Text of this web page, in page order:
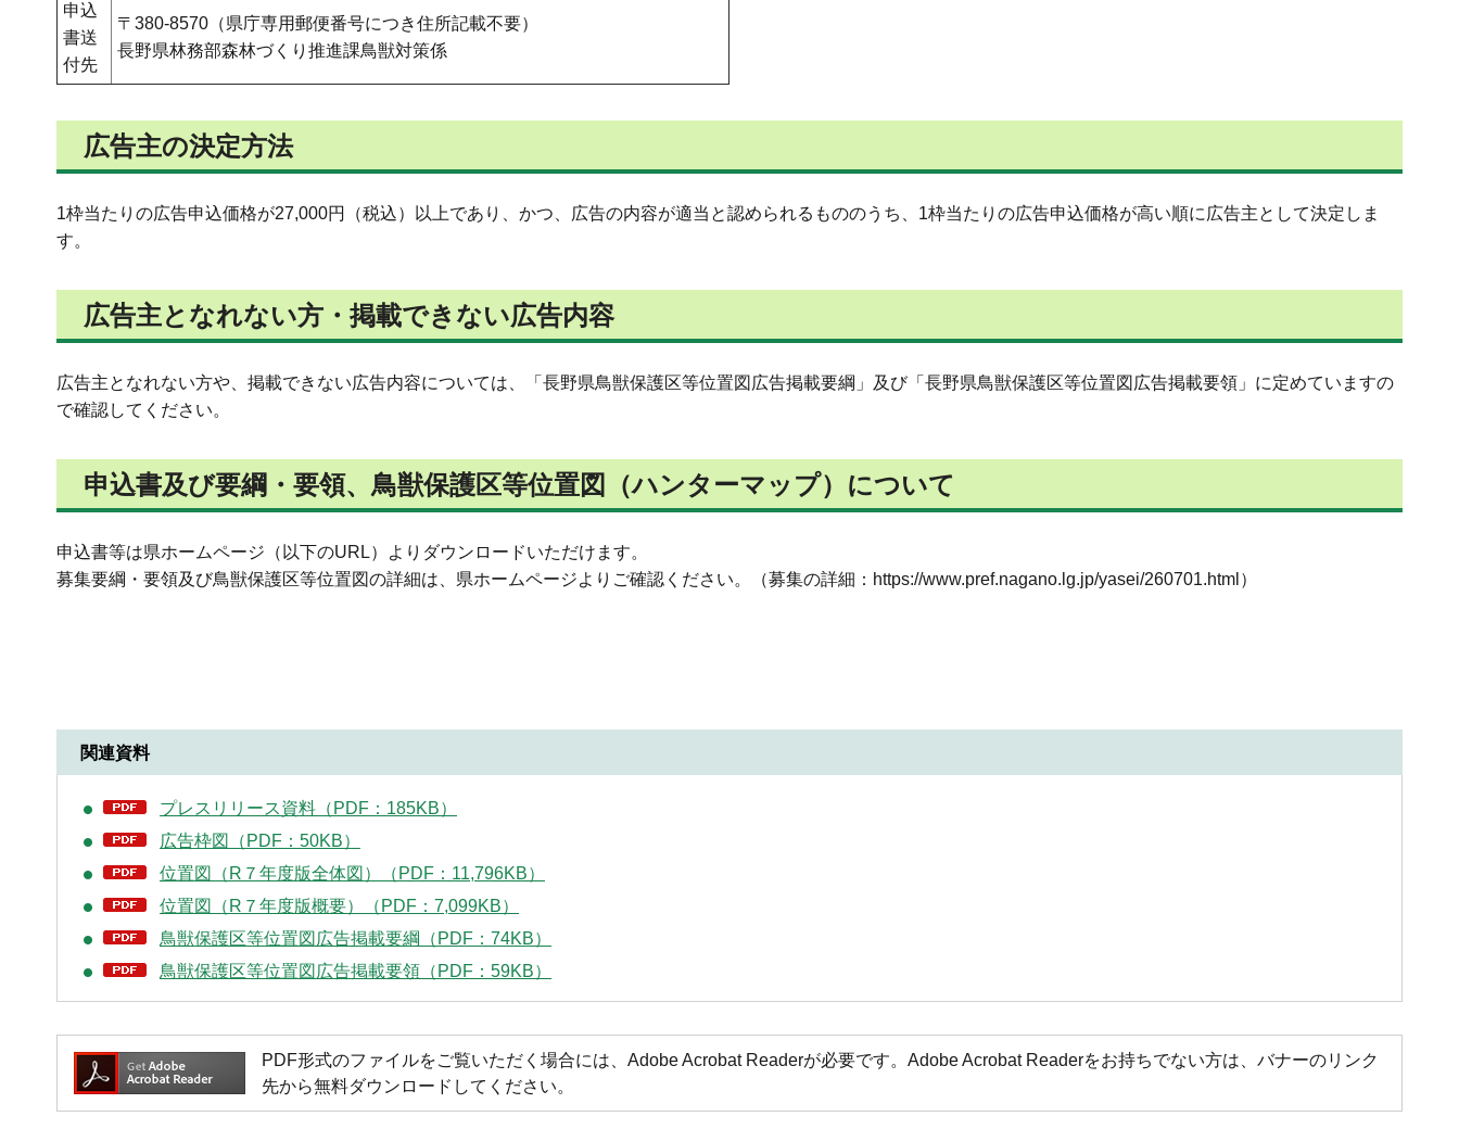
申込
書送
付先
〒380-8570（県庁専用郵便番号につき住所記載不要）
長野県林務部森林づくり推進課鳥獣対策係
広告主の決定方法
1枠当たりの広告申込価格が27,000円（税込）以上であり、かつ、広告の内容が適当と認められるもののうち、1枠当たりの広告申込価格が高い順に広告主として決定しま
す。
広告主となれない方・掲載できない広告内容
広告主となれない方や、掲載できない広告内容については、「長野県鳥獣保護区等位置図広告掲載要綱」及び「長野県鳥獣保護区等位置図広告掲載要領」に定めていますの
で確認してください。
申込書及び要綱・要領、鳥獣保護区等位置図（ハンターマップ）について
申込書等は県ホームページ（以下のURL）よりダウンロードいただけます。
募集要綱・要領及び鳥獣保護区等位置図の詳細は、県ホームページよりご確認ください。（募集の詳細：https://www.pref.nagano.lg.jp/yasei/260701.html）
関連資料
プレスリリース資料（PDF：185KB）
広告枠図（PDF：50KB）
位置図（R７年度版全体図）（PDF：11,796KB）
位置図（R７年度版概要）（PDF：7,099KB）
鳥獣保護区等位置図広告掲載要綱（PDF：74KB）
鳥獣保護区等位置図広告掲載要領（PDF：59KB）
PDF形式のファイルをご覧いただく場合には、Adobe Acrobat Readerが必要です。Adobe Acrobat Readerをお持ちでない方は、バナーのリンク
先から無料ダウンロードしてください。